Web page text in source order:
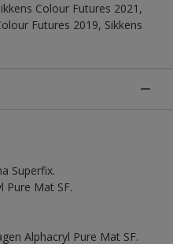
Colour Futures 2021,
Futures 2019, Sikkens
Superfix.
Pure Mat SF.
Alphacryl Pure Mat SF.